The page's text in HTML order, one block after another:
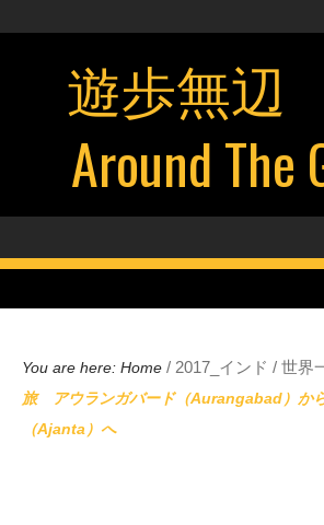
遊歩無辺
Around The
You are here: Home / 2017_インド / 世界
旅 アウランガバード（Aurangabad）か
（Ajanta）へ